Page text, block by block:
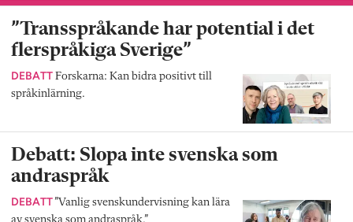
”Transspråkande har potential i det
flerspråkiga Sverige”
DEBATT Forskarna: Kan bidra positivt till
språkinlärning.
Debatt: Slopa inte svenska som
andraspråk
DEBATT”Vanlig svenskundervisning kan lära